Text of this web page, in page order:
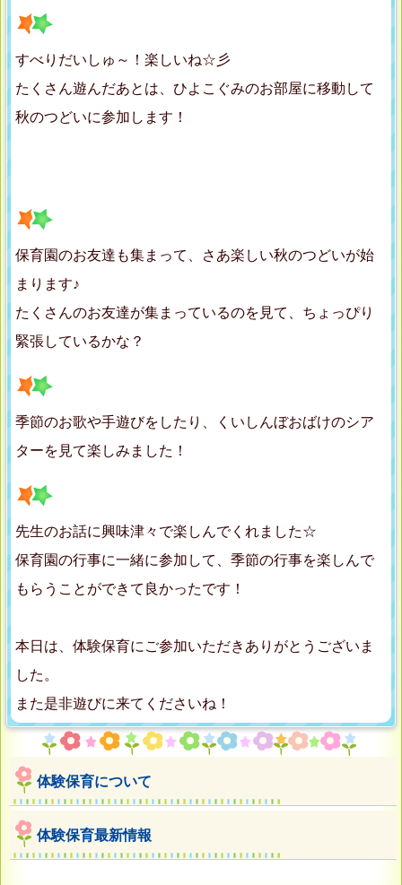
すべりだいしゅ～！楽しいね☆彡
たくさん遊んだあとは、ひよこぐみのお部屋に移動して
秋のつどいに参加します！
保育園のお友達も集まって、さあ楽しい秋のつどいが始
まります♪
たくさんのお友達が集まっているのを見て、ちょっぴり
緊張しているかな？
季節のお歌や手遊びをしたり、くいしんぼおばけのシア
ターを見て楽しみました！
先生のお話に興味津々で楽しんでくれました☆
保育園の行事に一緒に参加して、季節の行事を楽しんで
もらうことができて良かったです！
本日は、体験保育にご参加いただきありがとうございま
した。
また是非遊びに来てくださいね！
体験保育について
体験保育最新情報